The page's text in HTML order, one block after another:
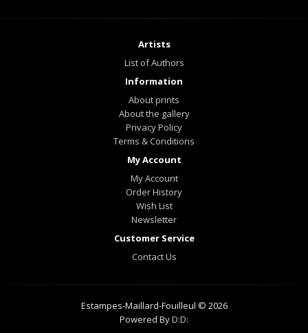
Artists
List of Authors
Information
About prints
About the gallery
Privacy Policy
Terms & Conditions
My Account
My Account
Order History
Wish List
Newsletter
Customer Service
Contact Us
Estampes-Maillard-Fouilleul © 2026
Powered ByD:D: